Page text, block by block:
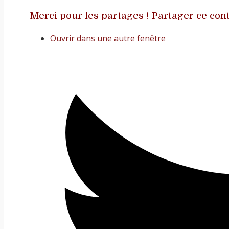
Merci pour les partages ! Partager ce
Ouvrir dans une autre fenêtre